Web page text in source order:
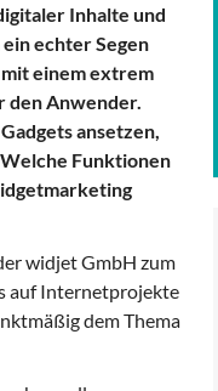
Inhalte und
echter Segen
einem extrem
den Anwender.
ansetzen,
Funktionen
widjet GmbH zum
auf Internetprojekte
dem Thema
der
Zum Profil